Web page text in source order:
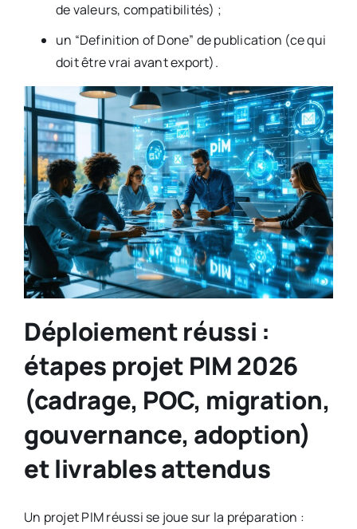
de valeurs, compatibilités) ;
un “Definition of Done” de publication (ce qui
doit être vrai avant export).
Déploiement réussi :
étapes projet PIM 2026
(cadrage, POC, migration,
gouvernance, adoption)
et livrables attendus
Un projet PIM réussi se joue sur la préparation :